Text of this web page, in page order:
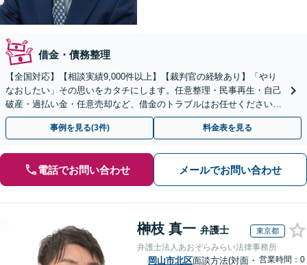
借金・債務整理
【全国対応】【相談実績9,000件以上】【裁判官の経験あり】「やり
なおしたい」その思いをカタチにします。任意整理・民事再生・自己
破産・過払い金・任意売却など、借金のトラブルはお任せください。
【初回相談無料】【全国対応可能】
事例を見る(3件) 料金表を見る
電話でお問い合わせ メールでお問い合わせ
榊枝 真一 弁護士 東京都
弁護士法人あおぞらみらい法律事務所
岡山市北区面談方法(対面・ 営業時間：0